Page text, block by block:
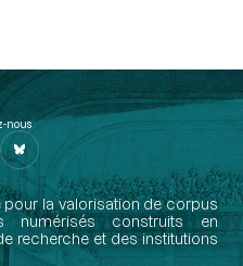
nous
la valorisation de corpus
numérisés construits en
recherche et des institutions